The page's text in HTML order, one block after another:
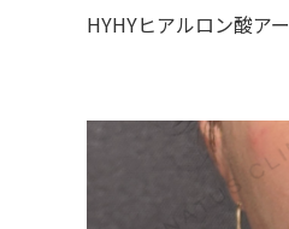
製
ザーフ
HYHYヒアルロン酸ア